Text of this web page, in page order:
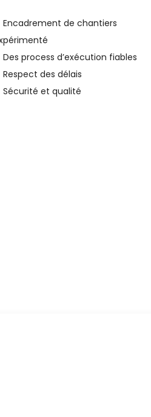
Encadrement de chantiers
Des process d’exécution fiables
Respect des délais
Sécurité et qualité